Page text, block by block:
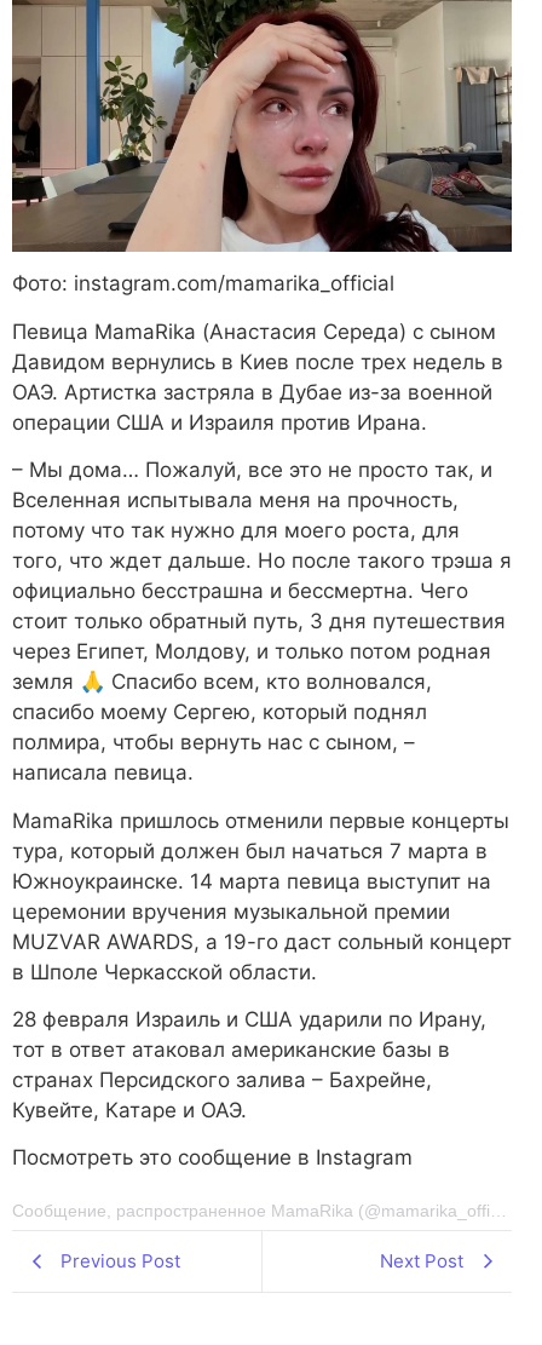
Фото: instagram.com/mamarika_official
Певица MamaRika (Анастасия Середа) с сыном
Давидом вернулись в Киев после трех недель в
ОАЭ. Артистка застряла в Дубае из-за военной
операции США и Израиля против Ирана.
– Мы дома… Пожалуй, все это не просто так, и
Вселенная испытывала меня на прочность,
потому что так нужно для моего роста, для
того, что ждет дальше. Но после такого трэша я
официально бесстрашна и бессмертна. Чего
стоит только обратный путь, 3 дня путешествия
через Египет, Молдову, и только потом родная
земля 🙏 Спасибо всем, кто волновался,
спасибо моему Сергею, который поднял
полмира, чтобы вернуть нас с сыном, –
написала певица.
MamaRika пришлось отменили первые концерты
тура, который должен был начаться 7 марта в
Южноукраинске. 14 марта певица выступит на
церемонии вручения музыкальной премии
MUZVAR AWARDS, а 19-го даст сольный концерт
в Шполе Черкасской области.
28 февраля Израиль и США ударили по Ирану,
тот в ответ атаковал американские базы в
странах Персидского залива – Бахрейне,
Кувейте, Катаре и ОАЭ.
Посмотреть это сообщение в Instagram
Previous Post Next Post